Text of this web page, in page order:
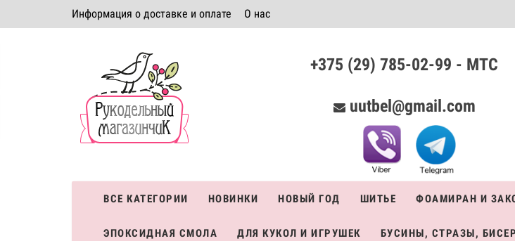
Информация о доставке и оплате О нас
Система скидок +375 (29) 785-02-99 - МТС
uutbel@gmail.com
ВСЕ КАТЕГОРИИ НОВИНКИ НОВЫЙ ГОД ШИТЬЕ ФОАМИРАН И
ЭПОКСИДНАЯ СМОЛА ДЛЯ КУКОЛ И ИГРУШЕК БУСИНЫ, СТРАЗЫ, БИСЕР